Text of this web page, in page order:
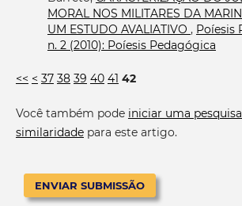
MORAL NOS MILITARES DA
UM ESTUDO AVALIATIVO , Poíesis
n. 2 (2010): Poíesis Pedagógica
<< < 37 38 39 40 41 42
Você também pode iniciar uma
similaridadepara este artigo.
ENVIAR SUBMISSÃO